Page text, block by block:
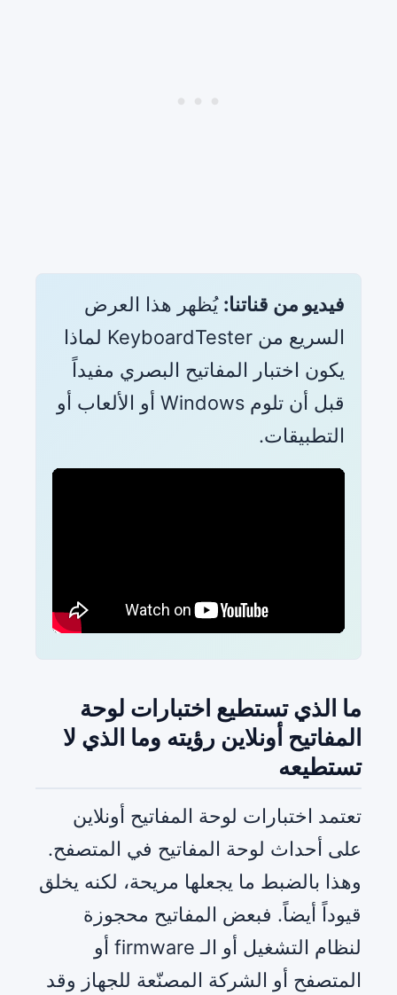
فيديو من قناتنا: يُظهر هذا العرض
السريع من KeyboardTester لماذا
يكون اختبار المفاتيح البصري مفيداً
قبل أن تلوم Windows أو الألعاب أو
التطبيقات.
ما الذي تستطيع اختبارات لوحة
المفاتيح أونلاين رؤيته وما الذي لا
تستطيعه
تعتمد اختبارات لوحة المفاتيح أونلاين
على أحداث لوحة المفاتيح في المتصفح.
وهذا بالضبط ما يجعلها مريحة، لكنه يخلق
قيوداً أيضاً. فبعض المفاتيح محجوزة
لنظام التشغيل أو الـ firmware أو
المتصفح أو الشركة المصنّعة للجهاز وقد